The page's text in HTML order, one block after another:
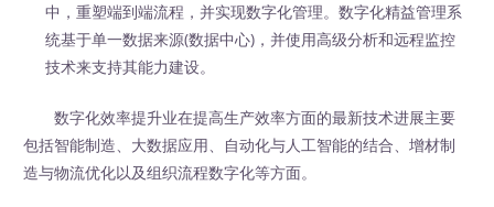
中，重塑端到端流程，并实现数字化管理。数字化精益管理系
统基于单一数据来源(数据中心)，并使用高级分析和远程监控
技术来支持其能力建设。
数字化效率提升业在提高生产效率方面的最新技术进展主要
包括智能制造、大数据应用、自动化与人工智能的结合、增材制
造与物流优化以及组织流程数字化等方面。